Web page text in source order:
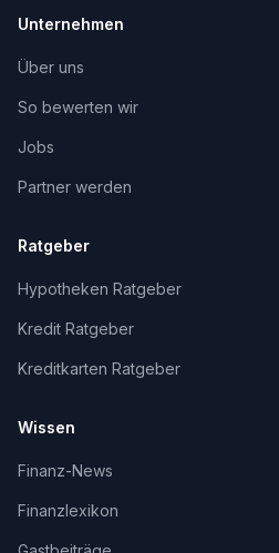
Unternehmen
Über uns
So bewerten wir
Jobs
Partner werden
Ratgeber
Hypotheken Ratgeber
Kredit Ratgeber
Kreditkarten Ratgeber
Wissen
Finanz-News
Finanzlexikon